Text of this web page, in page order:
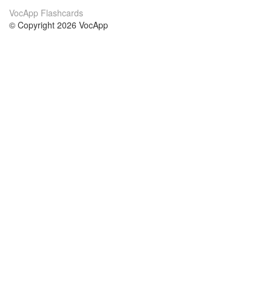
VocApp Flashcards
© Copyright 2026 VocApp